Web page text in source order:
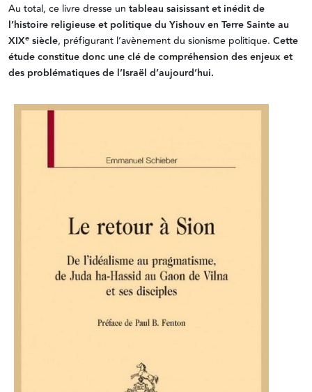
Au total, ce livre dresse un tableau saisissant et inédit de
l’histoire religieuse et politique du Yishouven Terre Sainte au
XIXe siècle, préfigurant l’avènement du sionisme politique. Cette
étude constitue donc une clé de compréhension des enjeux et
des problématiques de l’Israël d’aujourd’hui.